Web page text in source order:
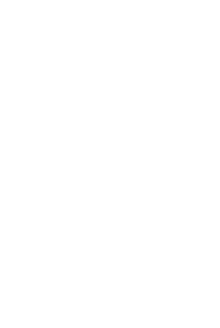
was: €167,80.
is: €149,95.